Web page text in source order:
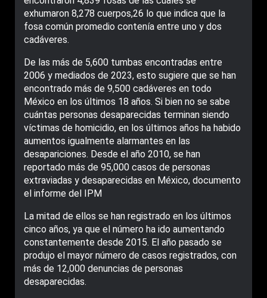
exhumaron 8,278 cuerpos,26 lo que indica que la
fosa común promedio contenía entre uno y dos
cadáveres.
De las más de 5,600 tumbas encontradas entre
2006 y mediados de 2023, esto sugiere que se han
encontrado más de 9,500 cadáveres en todo
México en los últimos 18 años. Si bien no se sabe
cuántas personas desaparecidas terminan siendo
víctimas de homicidio, en los últimos años ha habido
aumentos igualmente alarmantes en las
desapariciones. Desde el año 2010, se han
reportado más de 95,000 casos de personas
extraviadas y desaparecidas en México, documento
el informe del IPM
La mitad de ellos se han registrado en los últimos
cinco años, ya que el número ha ido aumentando
constantemente desde 2015. El año pasado se
produjo el mayor número de casos registrados, con
más de 12,000 denuncias de personas
desaparecidas.